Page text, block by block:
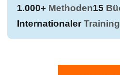
1.000+ Methoden15
Internationaler